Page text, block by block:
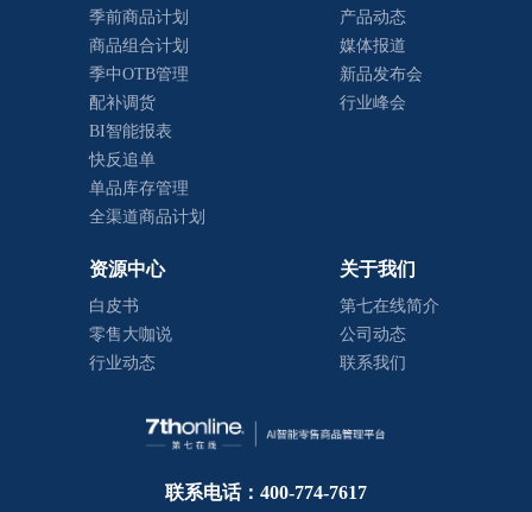
季前商品计划
商品组合计划
季中OTB管理
配补调货
BI智能报表
快反追单
单品库存管理
全渠道商品计划
产品动态
媒体报道
新品发布会
行业峰会
资源中心
白皮书
零售大咖说
行业动态
关于我们
第七在线简介
公司动态
联系我们
联系电话：400-774-7617